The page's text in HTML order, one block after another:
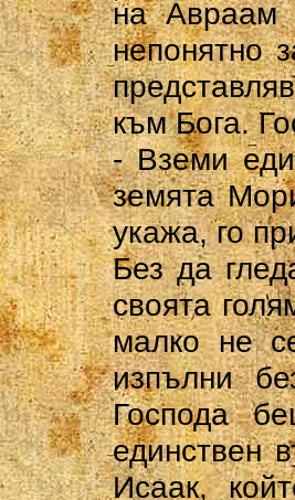
на Авраам
непонятно
към Бога.
- Вземи
земята
укажа, го
Без да
своята
малко не
изпълни
Господа
единствен
Исаак,